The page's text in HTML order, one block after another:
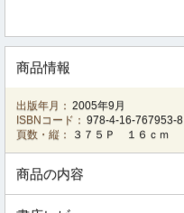
商品情報
出版年月： 2005年9月
ISBNコード： 978-4-16-767953-8
頁数・縦：
３７５Ｐ １６ｃｍ
商品の内容